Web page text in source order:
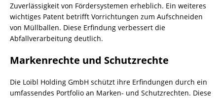
Zuverlässigkeit von Fördersystemen erheblich. Ein weiteres
wichtiges Patent betrifft Vorrichtungen zum Aufschneiden
von Müllballen. Diese Erfindung verbessert die
Abfallverarbeitung deutlich.
Markenrechte und Schutzrechte
Die Loibl Holding GmbH schützt ihre Erfindungen durch ein
umfassendes Portfolio an Marken- und Schutzrechten. Diese